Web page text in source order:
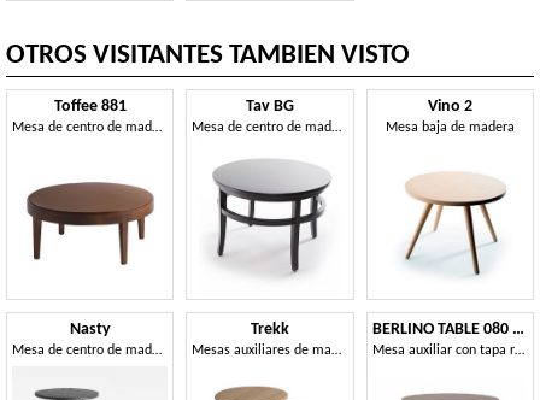
OTROS VISITANTES TAMBIEN VISTO
Toffee 881
Mesa de centro de madera de haya con tapa redonda
Tav BG
Mesa de centro de madera con formas redondeadas
Vino 2
Mesa baja de madera
Nasty
Mesa de centro de madera, con tapa redonda.
Trekk
Mesas auxiliares de madera con tapa redonda.
BERLINO TABLE 080 H54 T
Mesa auxiliar con tapa redonda